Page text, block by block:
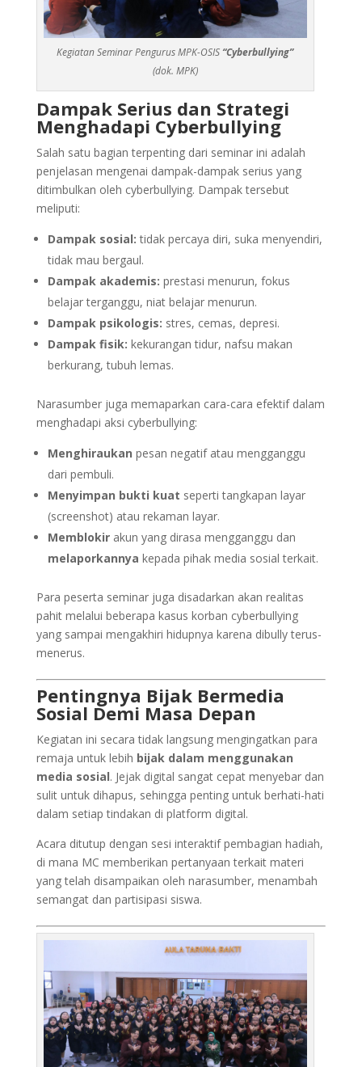
Kegiatan Seminar Pengurus MPK-OSIS “Cyberbullying”
(dok. MPK)
Dampak Serius dan Strategi
Menghadapi Cyberbullying
Salah satu bagian terpenting dari seminar ini adalah
penjelasan mengenai dampak-dampak serius yang
ditimbulkan oleh cyberbullying. Dampak tersebut
meliputi:
Dampak sosial: tidak percaya diri, suka menyendiri,
tidak mau bergaul.
Dampak akademis: prestasi menurun, fokus
belajar terganggu, niat belajar menurun.
Dampak psikologis: stres, cemas, depresi.
Dampak fisik: kekurangan tidur, nafsu makan
berkurang, tubuh lemas.
Narasumber juga memaparkan cara-cara efektif dalam
menghadapi aksi cyberbullying:
Menghiraukan pesan negatif atau mengganggu
dari pembuli.
Menyimpan bukti kuat seperti tangkapan layar
(screenshot) atau rekaman layar.
Memblokirakun yang dirasa mengganggu dan
melaporkannya kepada pihak media sosial terkait.
Para peserta seminar juga disadarkan akan realitas
pahit melalui beberapa kasus korban cyberbullying
yang sampai mengakhiri hidupnya karena dibully terus-
menerus.
Pentingnya Bijak Bermedia
Sosial Demi Masa Depan
Kegiatan ini secara tidak langsung mengingatkan para
remaja untuk lebih bijak dalam menggunakan
media sosial. Jejak digital sangat cepat menyebar dan
sulit untuk dihapus, sehingga penting untuk berhati-hati
dalam setiap tindakan di platform digital.
Acara ditutup dengan sesi interaktif pembagian hadiah,
di mana MC memberikan pertanyaan terkait materi
yang telah disampaikan oleh narasumber, menambah
semangat dan partisipasi siswa.